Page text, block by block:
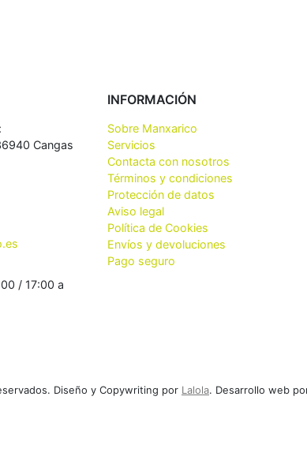
Cangas
/ 17:00 a
INFORMACIÓN
Sobre Manxarico
Servicios
Contacta con nosotros
Términos y condiciones
Protección de datos
Aviso legal
Política de Cookies
Envíos y devoluciones
Pago seguro
Diseño y Copywriting por Lalola. Desarrollo web